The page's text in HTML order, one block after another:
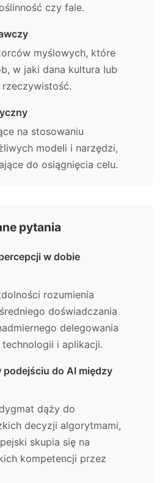
czy fale.
myślowych, które
w jaki dana kultura lub
na stosowaniu
modeli i narzędzi,
do osiągnięcia celu.
pytania
w dobie
rozumienia
doświadczania
delegowania
technologii i aplikacji.
podejściu do AI między
dąży do
decyzji algorytmami,
skupia się na
kompetencji przez